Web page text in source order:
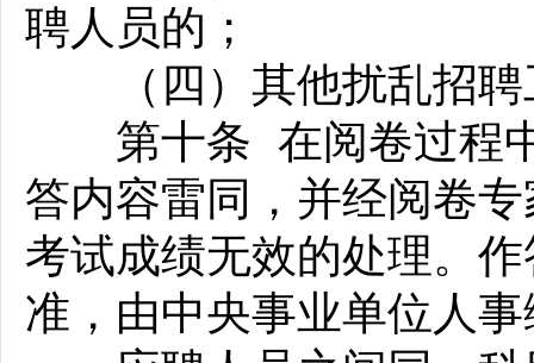
聘人员的；
（四）其他扰乱招聘
第十条 在阅卷过程中
答内容雷同，并经阅卷
考试成绩无效的处理。
准，由中央事业单位人